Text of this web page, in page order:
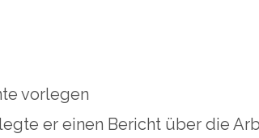
vorlegen
legte er einen Bericht über die